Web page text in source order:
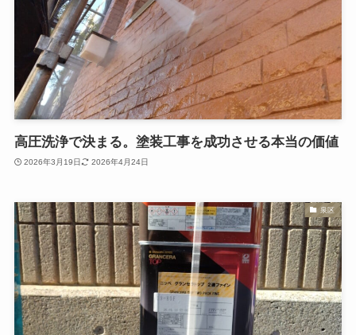
高圧洗浄で決まる。塗装工事を成功させる本当の価値
2026年3月19日 2026年4月24日
泉区